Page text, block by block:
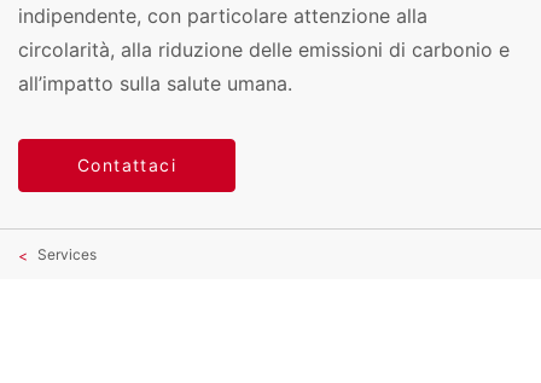
indipendente, con particolare attenzione alla
circolarità, alla riduzione delle emissioni di carbonio e
all’impatto sulla salute umana.
Contattaci
Services